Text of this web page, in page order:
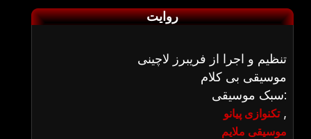
روایت
تنظیم و اجرا از فریبرز لاچینی
موسیقی بی کلام
سبک موسیقی:
تکنوازی پیانو,
موسیقی ملایم